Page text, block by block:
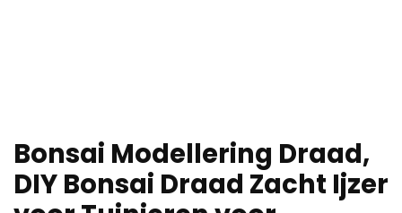
Bonsai Modellering Draad,
DIY Bonsai Draad Zacht Ijzer